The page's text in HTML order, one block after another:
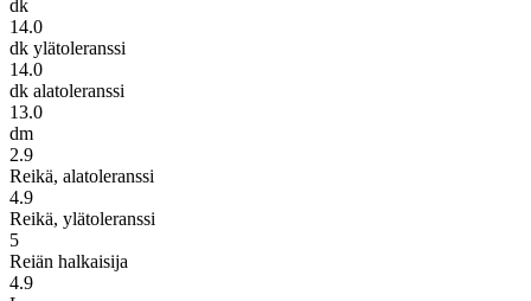
dk
14.0
dk ylätoleranssi
14.0
dk alatoleranssi
13.0
dm
2.9
Reikä, alatoleranssi
4.9
Reikä, ylätoleranssi
5
Reiän halkaisija
4.9